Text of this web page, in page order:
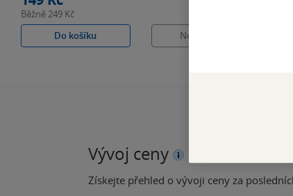
Běžně249 Kč
Do košíku
Nedostupné
Vývoj ceny
Získejte přehled o vývoji ceny za